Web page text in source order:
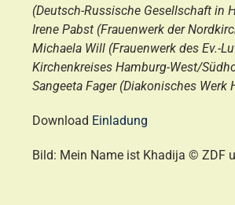
(Deutsch-Russische Gesellschaft in
Irene Pabst (Frauenwerk der
Michaela Will (Frauenwerk des Ev.-
Kirchenkreises Hamburg-West/
Sangeeta Fager (Diakonisches Werk
Download Einladung
Bild: Mein Name ist Khadija © ZDF